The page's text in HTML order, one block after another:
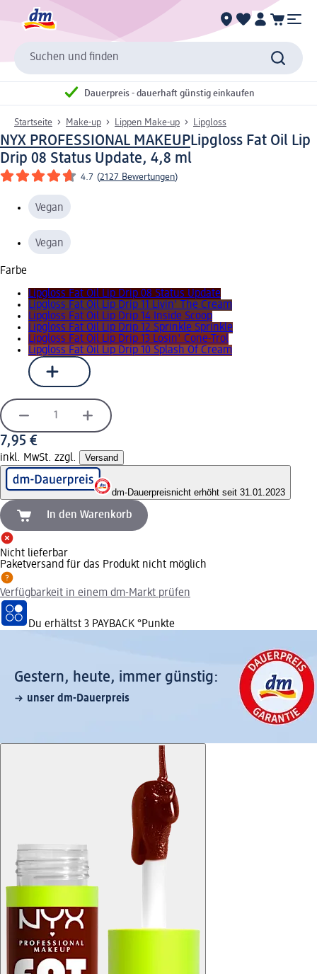
Suchen und finden
Dauerpreis - dauerhaft günstig einkaufen
Startseite Make-up Lippen Make-up Lipgloss
NYX PROFESSIONAL MAKEUPLipgloss Fat Oil Lip
Drip 08 Status Update, 4,8 ml
4.7 (2127 Bewertungen)
Vegan
Vegan
Farbe
Lipgloss Fat Oil Lip Drip 08 Status Update
Lipgloss Fat Oil Lip Drip 11 Livin' The Cream
Lipgloss Fat Oil Lip Drip 14 Inside Scoop
Lipgloss Fat Oil Lip Drip 12 Sprinkle Sprinkle
Lipgloss Fat Oil Lip Drip 13 Losin' Cone-Trol
Lipgloss Fat Oil Lip Drip 10 Splash Of Cream
7,95 €
inkl. MwSt. zzgl. Versand
dm-Dauerpreisnicht erhöht seit 31.01.2023
In den Warenkorb
Nicht lieferbar
Paketversand für das Produkt nicht möglich
Verfügbarkeit in einem dm-Markt prüfen
Du erhältst 3 PAYBACK °Punkte
Gestern, heute, immer günstig:
unser dm-Dauerpreis